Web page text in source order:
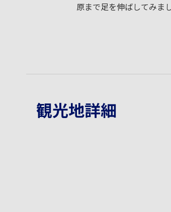
原まで足を伸ばしてみま
観光地詳細